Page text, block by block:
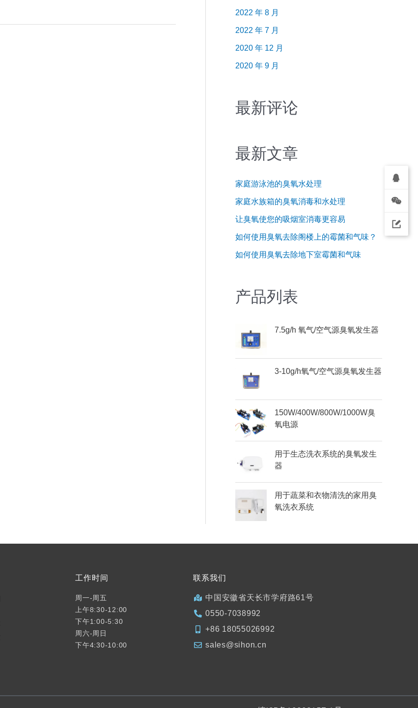
2022 年 8 月
2022 年 7 月
2020 年 12 月
2020 年 9 月
最新评论
最新文章
家庭游泳池的臭氧水处理
家庭水族箱的臭氧消毒和水处理
让臭氧使您的吸烟室消毒更容易
如何使用臭氧去除阁楼上的霉菌和气味？
如何使用臭氧去除地下室霉菌和气味
产品列表
7.5g/h 氧气/空气源臭氧发生器
3-10g/h氧气/空气源臭氧发生器
150W/400W/800W/1000W臭
氧电源
用于生态洗衣系统的臭氧发生
器
用于蔬菜和衣物清洗的家用臭
氧洗衣系统
工作时间
周一-周五
上午8:30-12:00
下午1:00-5:30
周六-周日
下午4:30-10:00
联系我们
中国安徽省天长市学府路61号
0550-7038992
+86 18055026992
sales@sihon.cn